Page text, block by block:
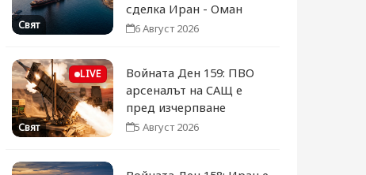
Свят
сделка Иран - Оман
6 Август 2026
LIVE
Свят
Войната Ден 159: ПВО
арсеналът на САЩ е
пред изчерпване
5 Август 2026